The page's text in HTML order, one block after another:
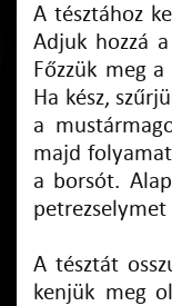
A tésztához
Adjuk hozzá
Főzzük meg
Ha kész,
a
majd
a borsót.
A tésztát
kenjük meg